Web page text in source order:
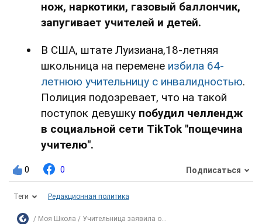
нож, наркотики, газовый баллончик,
запугивает учителей и детей.
В США, штате Луизиана,18-летняя
школьница на перемене избила 64-
летнюю учительницу с инвалидностью.
Полиция подозревает, что на такой
поступок девушку побудил челлендж
в социальной сети TikTok "пощечина
учителю".
0 0 Подписаться
Теги Редакционная политика
Моя Школа Учительница заявила о...